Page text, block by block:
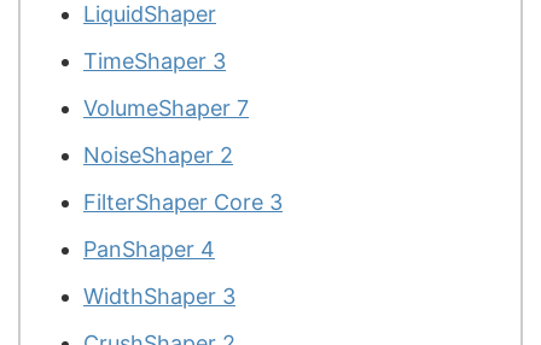
LiquidShaper
TimeShaper 3
VolumeShaper 7
NoiseShaper 2
FilterShaper Core 3
PanShaper 4
WidthShaper 3